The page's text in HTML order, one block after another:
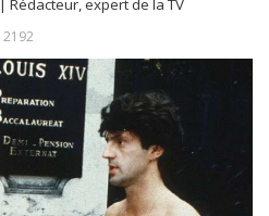
| Rédacteur, expert de la TV
2192